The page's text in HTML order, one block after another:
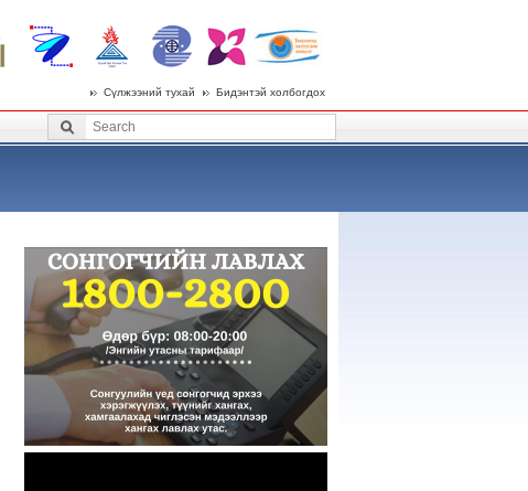
Бидэнтэй холбогдох
Сүлжээний тухай
Search form
.